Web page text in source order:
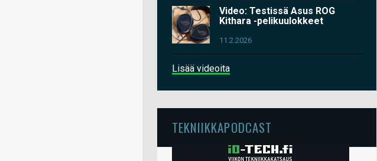
Video: Testissä Asus ROG
Kithara -pelikuulokkeet
11.2.2026
Lisää videoita
TEKNIIKKAPODCAST